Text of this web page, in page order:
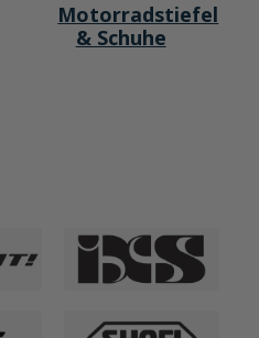
Motorradstiefel
& Schuhe